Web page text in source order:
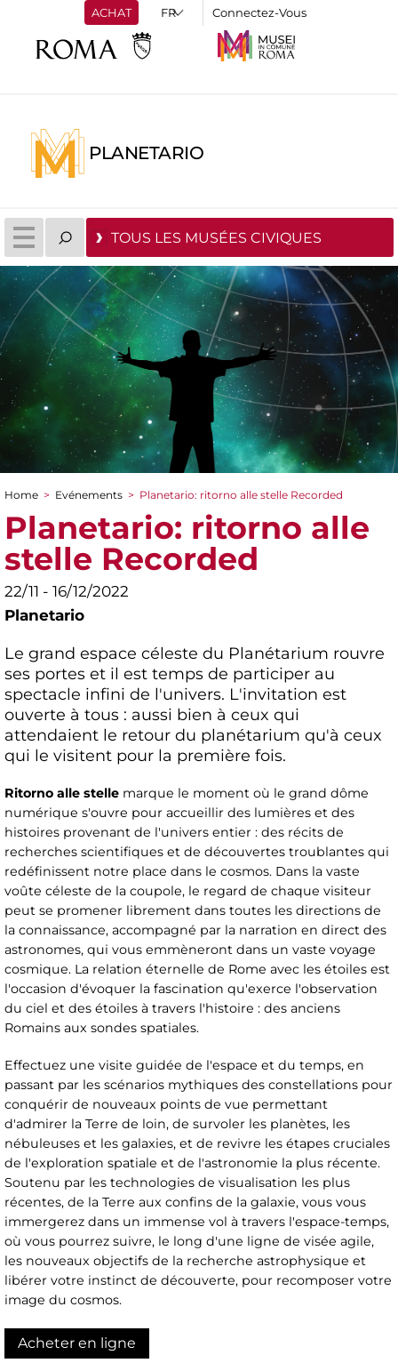
ACHAT Connectez-Vous
PLANETARIO
TOUS LES MUSÉES CIVIQUES
You are here
Home > Evénements > Planetario: ritorno alle stelle Recorded
Planetario: ritorno alle
stelle Recorded
22/11 - 16/12/2022
Planetario
Le grand espace céleste du Planétarium rouvre
ses portes et il est temps de participer au
spectacle infini de l'univers. L'invitation est
ouverte à tous : aussi bien à ceux qui
attendaient le retour du planétarium qu'à ceux
qui le visitent pour la première fois.
Ritorno alle stelle marque le moment où le grand dôme
numérique s'ouvre pour accueillir des lumières et des
histoires provenant de l'univers entier : des récits de
recherches scientifiques et de découvertes troublantes qui
redéfinissent notre place dans le cosmos. Dans la vaste
voûte céleste de la coupole, le regard de chaque visiteur
peut se promener librement dans toutes les directions de
la connaissance, accompagné par la narration en direct des
astronomes, qui vous emmèneront dans un vaste voyage
cosmique. La relation éternelle de Rome avec les étoiles est
l'occasion d'évoquer la fascination qu'exerce l'observation
du ciel et des étoiles à travers l'histoire : des anciens
Romains aux sondes spatiales.
Effectuez une visite guidée de l'espace et du temps, en
passant par les scénarios mythiques des constellations pour
conquérir de nouveaux points de vue permettant
d'admirer la Terre de loin, de survoler les planètes, les
nébuleuses et les galaxies, et de revivre les étapes cruciales
de l'exploration spatiale et de l'astronomie la plus récente.
Soutenu par les technologies de visualisation les plus
récentes, de la Terre aux confins de la galaxie, vous vous
immergerez dans un immense vol à travers l'espace-temps,
où vous pourrez suivre, le long d'une ligne de visée agile,
les nouveaux objectifs de la recherche astrophysique et
libérer votre instinct de découverte, pour recomposer votre
image du cosmos.
Acheter en ligne